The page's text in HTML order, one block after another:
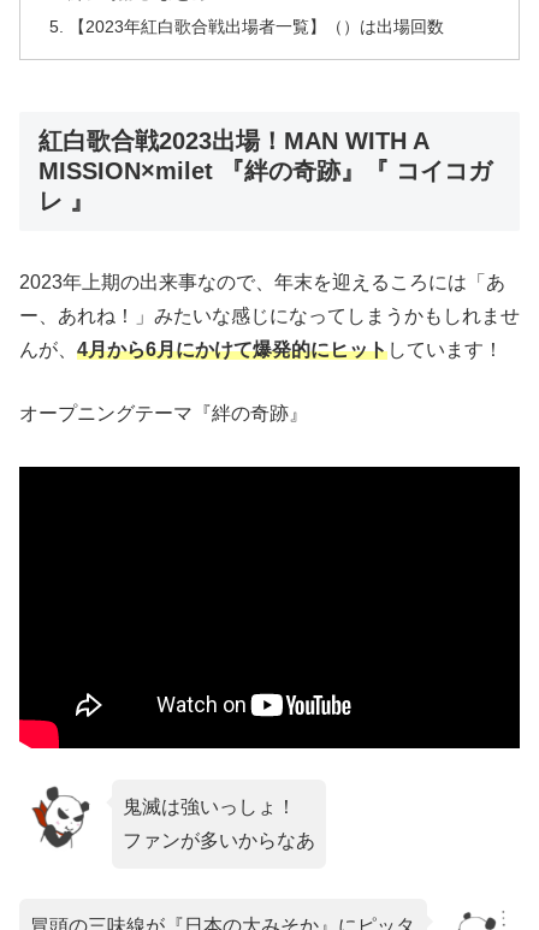
【2023年紅白歌合戦出場者一覧】（）は出場回数
紅白歌合戦2023出場！MAN WITH A
MISSION×milet 『絆の奇跡』『 コイコガ
レ 』
2023年上期の出来事なので、年末を迎えるころには「あ
ー、あれね！」みたいな感じになってしまうかもしれませ
んが、 4月から6月にかけて爆発的にヒットしています！
オープニングテーマ『絆の奇跡』
鬼滅は強いっしょ！
ファンが多いからなあ